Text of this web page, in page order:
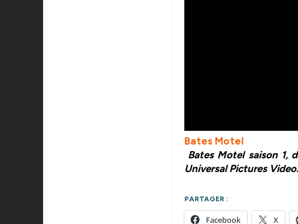
Bates Motel
Bates Motel saison 1,
Universal Pictures
PARTAGER :
Facebook X